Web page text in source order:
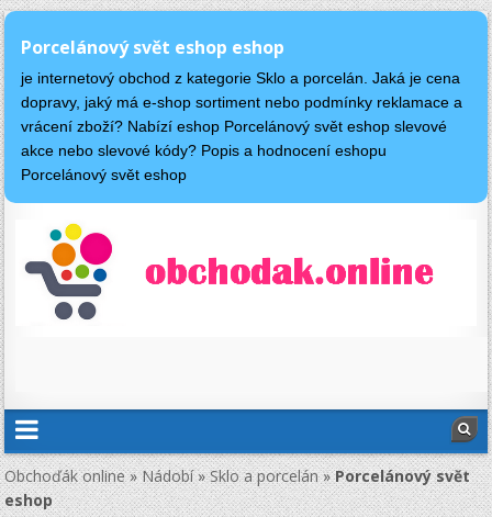
Porcelánový svět eshop eshop
je internetový obchod z kategorie Sklo a porcelán. Jaká je cena
dopravy, jaký má e-shop sortiment nebo podmínky reklamace a
vrácení zboží? Nabízí eshop Porcelánový svět eshop slevové
akce nebo slevové kódy? Popis a hodnocení eshopu
Porcelánový svět eshop
Obchoďák online»Nádobí»Sklo a porcelán»Porcelánový svět
eshop